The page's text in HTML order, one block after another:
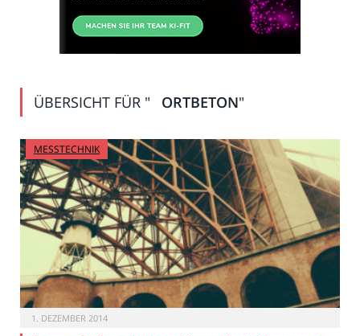
ÜBERSICHT FÜR " ORTBETON"
MESSTECHNIK
1. DEZEMBER 2014